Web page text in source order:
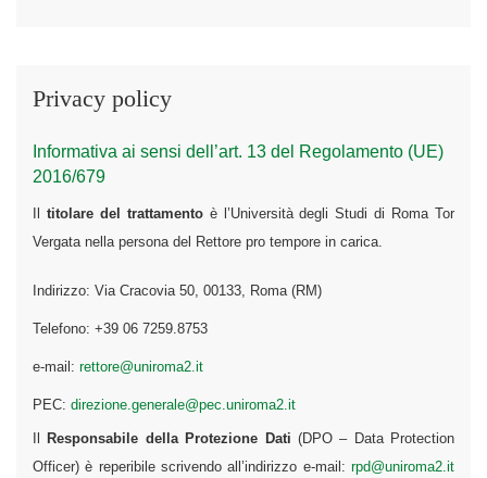
Privacy policy
Informativa ai sensi dell’art. 13 del Regolamento (UE)
2016/679
titolare del trattamentoè l’Università degli Studi di Roma Tor
Vergata nella persona del Rettore pro tempore in carica.
Indirizzo: Via Cracovia 50, 00133, Roma (RM)
Telefono: +39 06 7259.8753
e-mail: rettore@uniroma2.it
PEC: direzione.generale@pec.uniroma2.it
Responsabile della Protezione Dati (DPO – Data Protection
Officer) è reperibile scrivendo all’indirizzo e-mail: rpd@uniroma2.it